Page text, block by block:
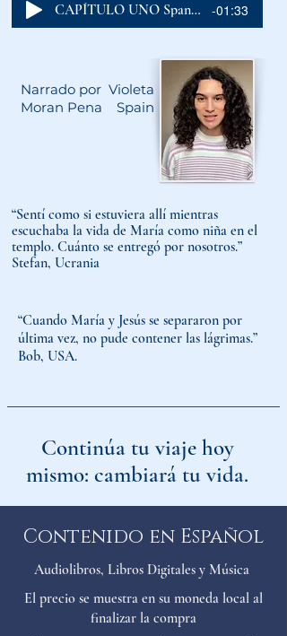
CAPÍTULO UNO Spanish -01:33
Narrado por Violeta
Moran Pena Spain
“Sentí como si estuviera allí mientras
escuchaba la vida de María como niña en el
templo. Cuánto se entregó por nosotros.”
Stefan, Ucrania
“Cuando María y Jesús se separaron por
última vez, no pude contener las lágrimas.”
Bob, USA.
Continúa tu viaje hoy
mismo: cambiará tu vida.
Contenido en Español
Audiolibros, Libros Digitales y Música
El precio se muestra en su moneda local al
finalizar la compra